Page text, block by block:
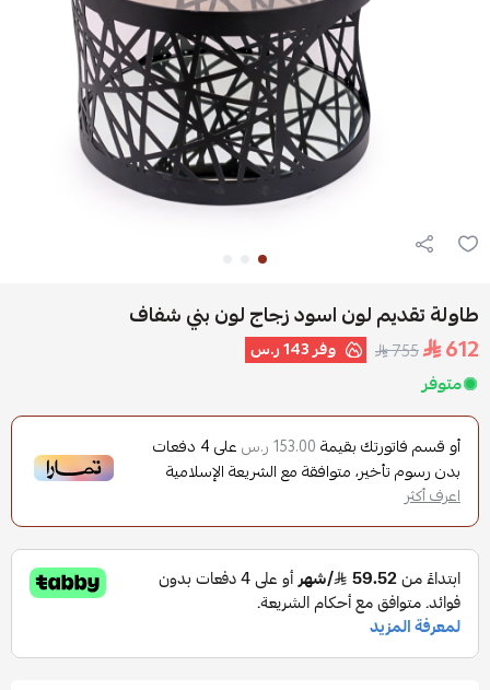
طاولة تقديم لون اسود زجاج لون بني شفاف
612
755 وفر143 ر.س
متوفر
أو قسم فاتورتك بقيمة 153.00 ر.س على4 دفعات
بدون رسوم تأخير، متوافقة مع الشريعة الإسلامية
اعرف أكثر